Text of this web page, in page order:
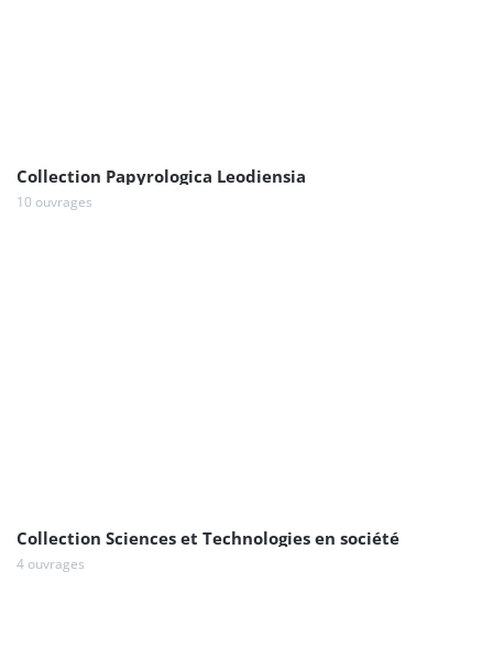
Collection Papyrologica Leodiensia
10 ouvrages
Collection Sciences et Technologies en société
4 ouvrages